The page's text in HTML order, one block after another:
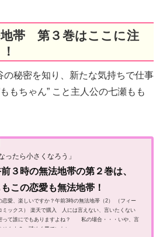
の秘密を知り、新たな気持ちで仕事
もちゃん” こと主人公の七瀬もも
ったら小さくなろう」
３時の無法地帯の第２巻は、
もこの恋愛も無法地帯！
恋愛、楽しいですか？午前3時の無法地帯（2） （フィー
ミックス） 楽天で購入 人には言えない、言いたくない
って誰にでもありますよね？ 私の場合・・・いや、言
せんよ？ 謎めく男でいたい...